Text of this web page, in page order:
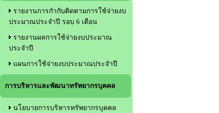
รายงานการกำกับติดตามการใช้จ่ายงบ
ประมาณประจำปี รอบ 6 เดือน
รายงานผลการใช้จ่ายงบประมาณ
ประจำปี
แผนการใช้จ่ายงบประมาณประจำปี
การบริหารและพัฒนาทรัพยากรบุคคล
นโยบายการบริหารทรัพยากรบุคคล